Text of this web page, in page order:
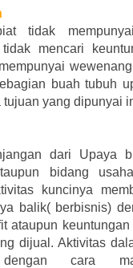
tidak
mencari
buah tubuh
yang dipunyai
dari Upaya
bidang
kuncinya
balik( berbisnis)
ataupun
dijual. Aktivitas
dengan cara